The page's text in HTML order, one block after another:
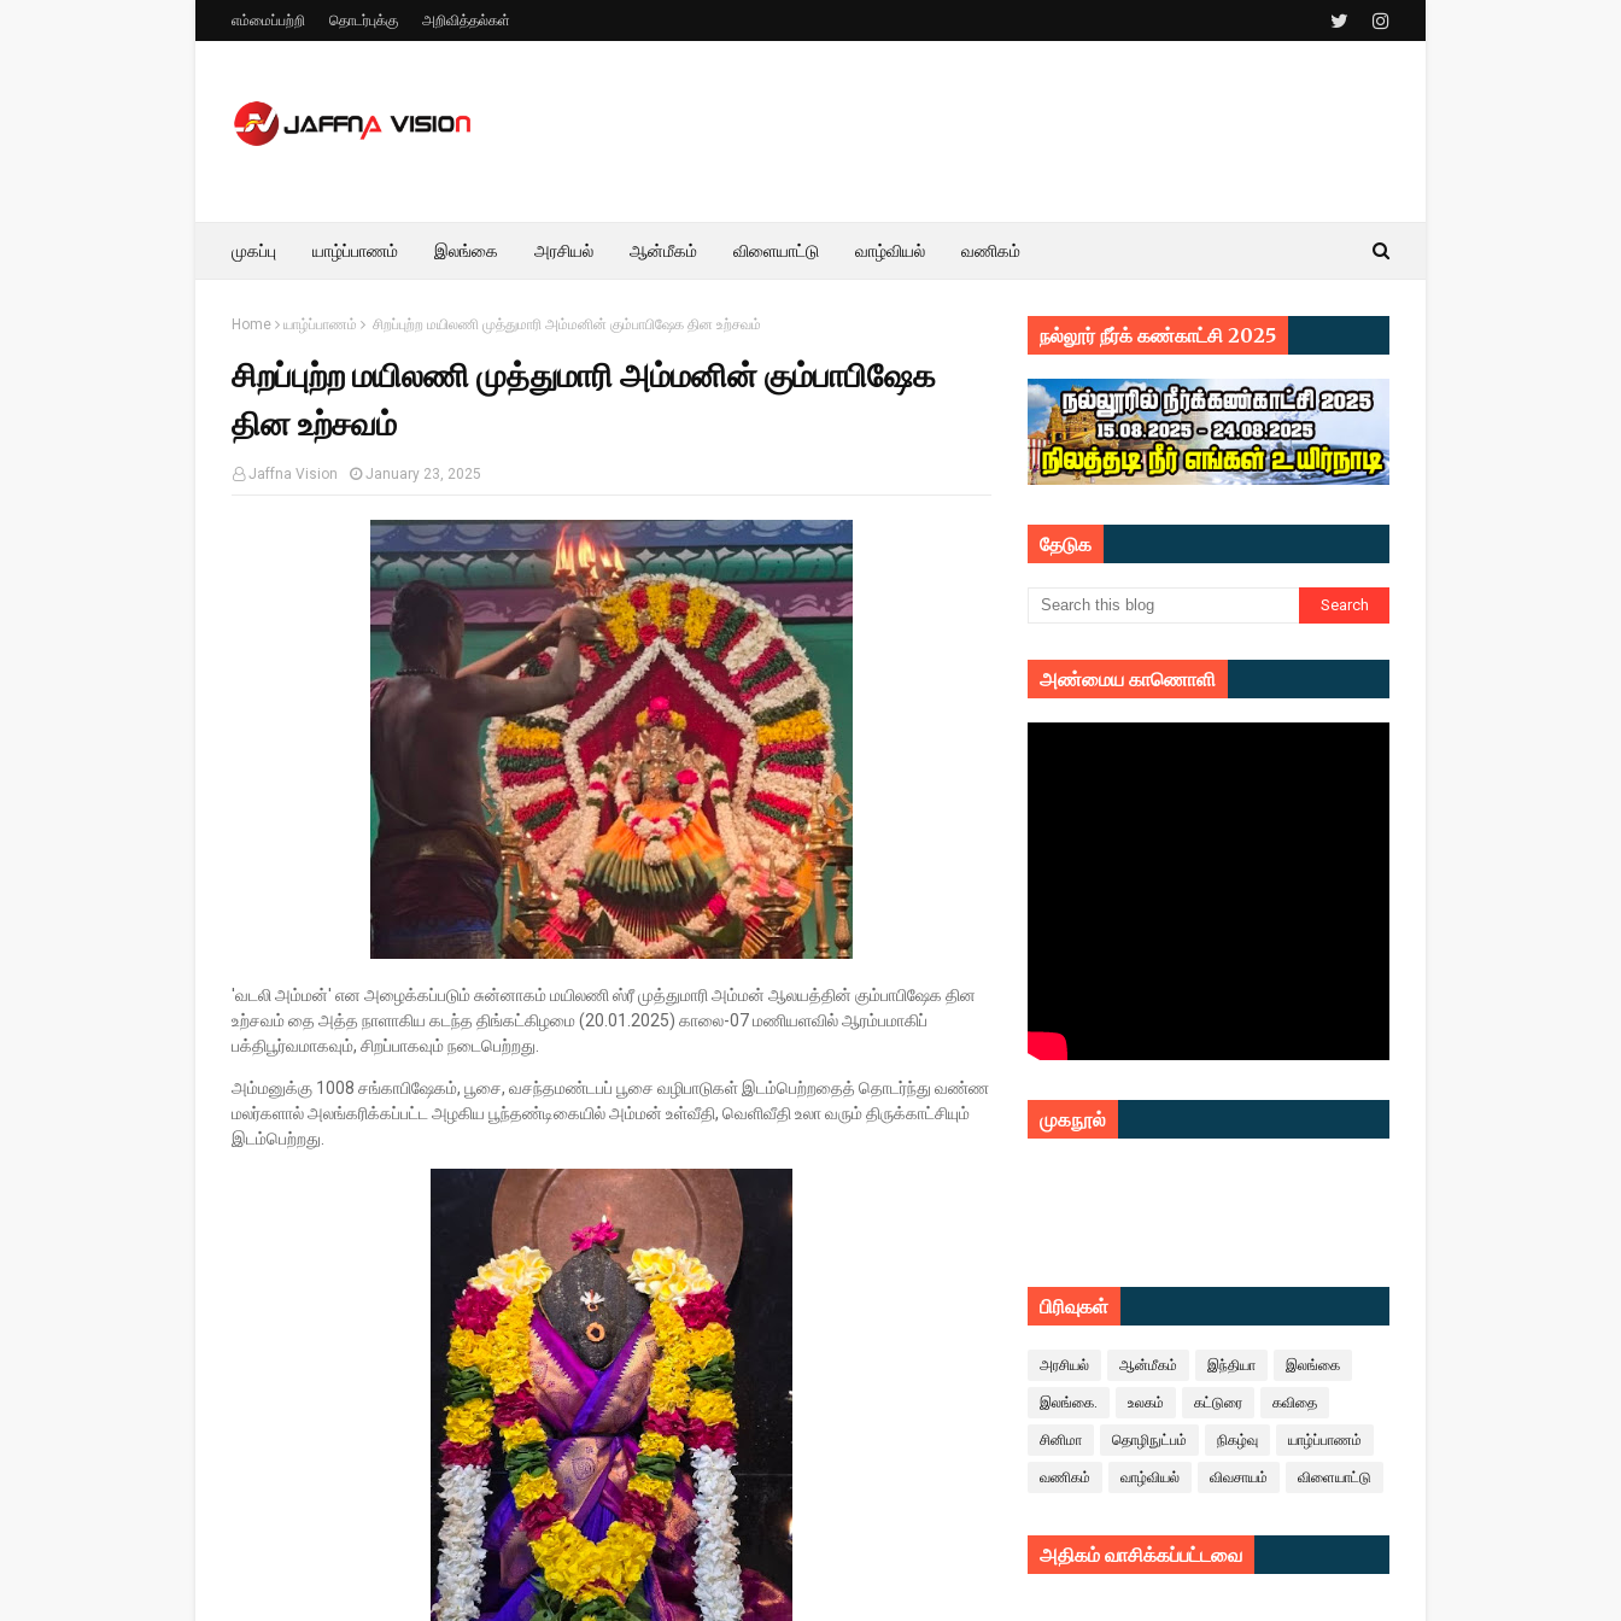
எம்மைப்பற்றி தொடர்புக்கு அறிவித்தல்கள்
முகப்பு யாழ்ப்பாணம் இலங்கை அரசியல் ஆன்மீகம் விளையாட்டு வாழ்வியல் வணிகம்
Home யாழ்ப்பாணம் சிறப்புற்ற மயிலணி முத்துமாரி அம்மனின் கும்பாபிஷேக தின உற்சவம்
சிறப்புற்ற மயிலணி முத்துமாரி அம்மனின் கும்பாபிஷேக
தின உற்சவம்
Jaffna Vision January 23, 2025
'வடலி அம்மன்' என அழைக்கப்படும் சுன்னாகம் மயிலணி ஸ்ரீ முத்துமாரி அம்மன் ஆலயத்தின் கும்பாபிஷேக தின
உற்சவம் தை அத்த நாளாகிய கடந்த திங்கட்கிழமை (20.01.2025) காலை-07 மணியளவில் ஆரம்பமாகிப்
பக்திபூர்வமாகவும், சிறப்பாகவும் நடைபெற்றது.
அம்மனுக்கு 1008 சங்காபிஷேகம், பூசை, வசந்தமண்டபப் பூசை வழிபாடுகள் இடம்பெற்றதைத் தொடர்ந்து வண்ண
மலர்களால் அலங்கரிக்கப்பட்ட அழகிய பூந்தண்டிகையில் அம்மன் உள்வீதி, வெளிவீதி உலா வரும் திருக்காட்சியும்
இடம்பெற்றது.
நல்லூர் நீர்க் கண்காட்சி 2025
தேடுக
அண்மைய காணொளி
முகநூல்
பிரிவுகள்
அரசியல் ஆன்மீகம் இந்தியா இலங்கை
இலங்கை. உலகம் கட்டுரை கவிதை
சினிமா தொழிநுட்பம் நிகழ்வு யாழ்ப்பாணம்
வணிகம் வாழ்வியல் விவசாயம் விளையாட்டு
அதிகம் வாசிக்கப்பட்டவை